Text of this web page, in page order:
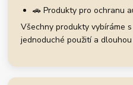
🚗 Produkty pro ochranu
Všechny produkty vybíráme
jednoduché použití a